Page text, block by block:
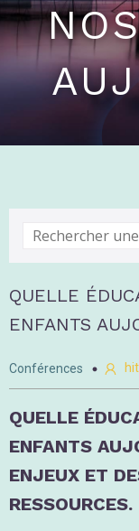
QUELLE
ENFANTS
Conférences
QUELLE
ENFANTS
ENJEUX ET
RESSOURCES.